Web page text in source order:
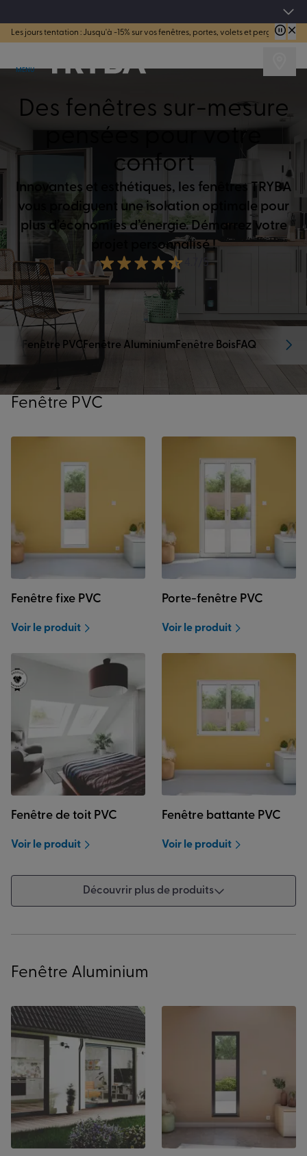
Les jours tentation : Jusqu'à -15% sur vos fenêtres, portes, volets et pergolas
MENU
Des fenêtres sur-mesure
pensées pour votre
confort
Innovantes et esthétiques, les fenêtres TRYBA
vous prodiguent une isolation optimale pour
plus d’économies d’énergie. Démarrez votre
projet personnalisé !
4.7/5
Fenêtre PVCFenêtre Aluminium Fenêtre Bois FAQ
Fenêtre PVC
Fenêtre fixe PVC
Voir le produit
Porte-fenêtre PVC
Voir le produit
Fenêtre de toit PVC
Voir le produit
Fenêtre battante PVC
Voir le produit
Découvrir plus de produits
Fenêtre Aluminium